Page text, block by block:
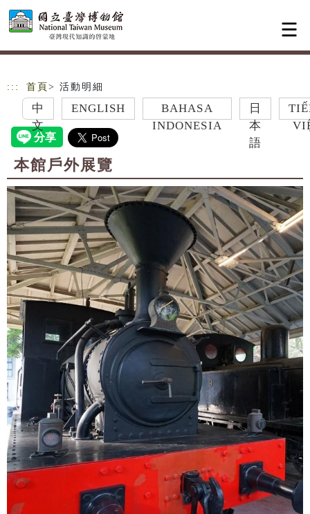
跳到主要內容
網站導覽
::: 首頁 > 活動明細
中
文
ENGLISH
BAHASA
INDONESIA
日
本
TIẾNG
VIỆT
本館戶外展覽